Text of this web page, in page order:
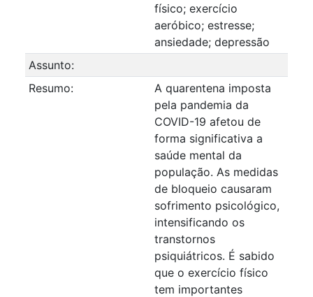
físico; exercício
aeróbico; estresse;
ansiedade; depressão
Assunto:
Resumo:
A quarentena imposta
pela pandemia da
COVID-19 afetou de
forma significativa a
saúde mental da
população. As medidas
de bloqueio causaram
sofrimento psicológico,
intensificando os
transtornos
psiquiátricos. É sabido
que o exercício físico
tem importantes